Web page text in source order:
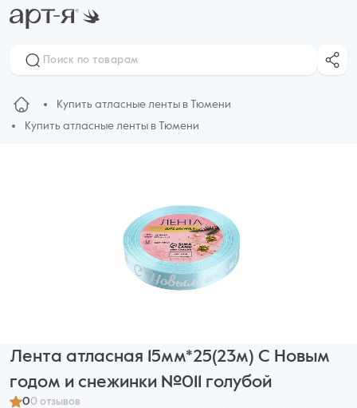
Купить атласные ленты в Тюмени
Купить атласные ленты в Тюмени
Лента атласная 15мм*25(23м) С Новым
годом и снежинки №011 голубой
00 отзывов